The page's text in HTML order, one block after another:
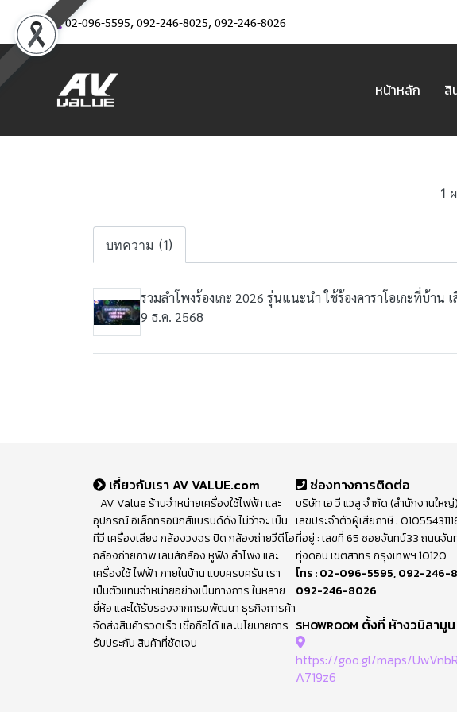
02-096-5595, 092-246-8025, 092-246-8026
หน้าหลัก สิ
1
บทความ (1)
รวมลำโพงร้องเกะ 2026 รุ่นแนะนำ ใช้ร้องคาราโอเกะที่บ้าน
9 ธ.ค. 2568
เกี่ยวกับเรา AV VALUE.com
AV Value ร้านจำหน่ายเครื่องใช้ไฟฟ้า และ
อุปกรณ์ อิเล็กทรอนิกส์แบรนด์ดัง ไม่ว่าจะ เป็น
ทีวี เครื่องเสียง กล้องวงจร ปิด กล้องถ่ายวีดีโอ
กล้องถ่ายภาพ เลนส์กล้อง หูฟัง ลำโพง และ
เครื่องใช้ ไฟฟ้า ภายในบ้าน แบบครบครัน เรา
เป็นตัวแทนจำหน่ายอย่างเป็นทางการ ในหลาย
ยี่ห้อ และได้รับรองจากกรมพัฒนา ธุรกิจการค้า
จัดส่งสินค้ารวดเร็ว เชื่อถือได้ และนโยบายการ
รับประกัน สินค้าที่ชัดเจน
ช่องทางการติดต่อ
บริษัท เอ วี แวลู จำกัด (สำนักงานใหญ่)
เลขประจำตัวผู้เสียภาษี :
ที่อยู่ : เลขที่ 65 ซอยจันทน์33 ถนนจัน
ทุ่งดอน เขตสาทร กรุงเทพฯ 10120
โทร :02-096-5595,092-246-
092-246-8026
SHOWROOM ตั้งที่ ห้างวนิลามู
https://goo.gl/maps/
A719z6